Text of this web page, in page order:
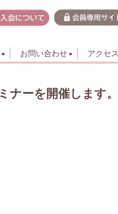
お問い合わせ アクセス
ナーを開催します。